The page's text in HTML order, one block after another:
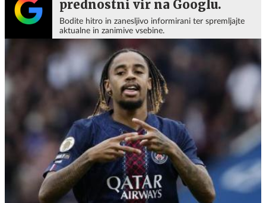
prednostni vir na Googlu.
Bodite hitro in zanesljivo informirani ter spremljajte
aktualne in zanimive vsebine.